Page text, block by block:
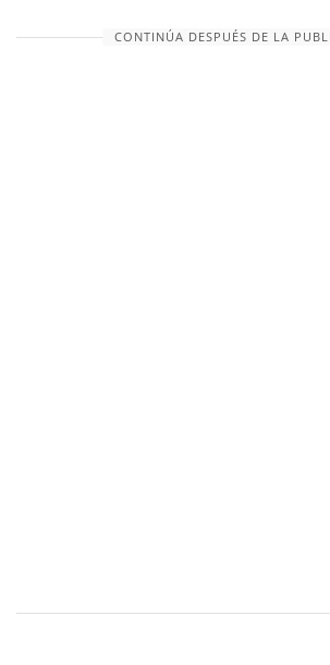
CONTINÚA DESPUÉS DE LA